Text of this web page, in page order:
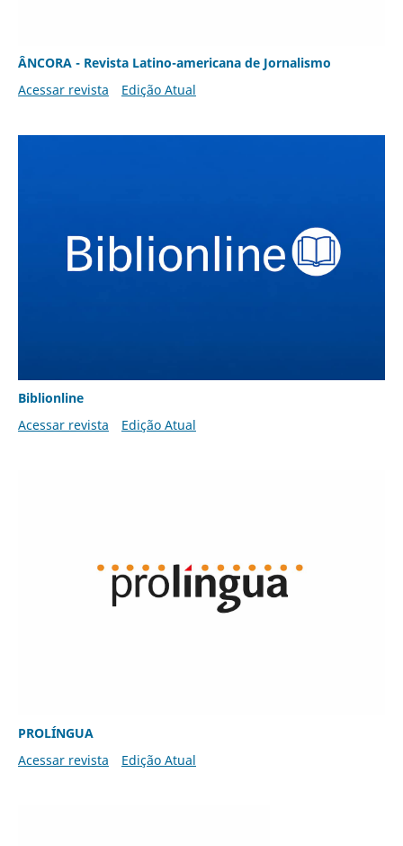
ÂNCORA - Revista Latino-americana de Jornalismo
Acessar revista
Edição Atual
Biblionline
Acessar revista
Edição Atual
PROLÍNGUA
Acessar revista
Edição Atual